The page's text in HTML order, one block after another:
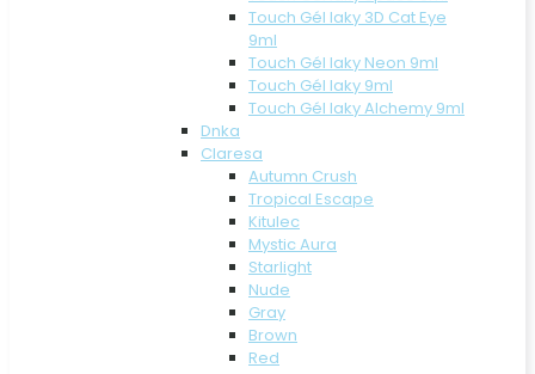
Touch Gél laky 3D Cat Eye
9ml
Touch Gél laky Neon 9ml
Touch Gél laky 9ml
Touch Gél laky Alchemy 9ml
Dnka
Claresa
Autumn Crush
Tropical Escape
Kitulec
Mystic Aura
Starlight
Nude
Gray
Brown
Red